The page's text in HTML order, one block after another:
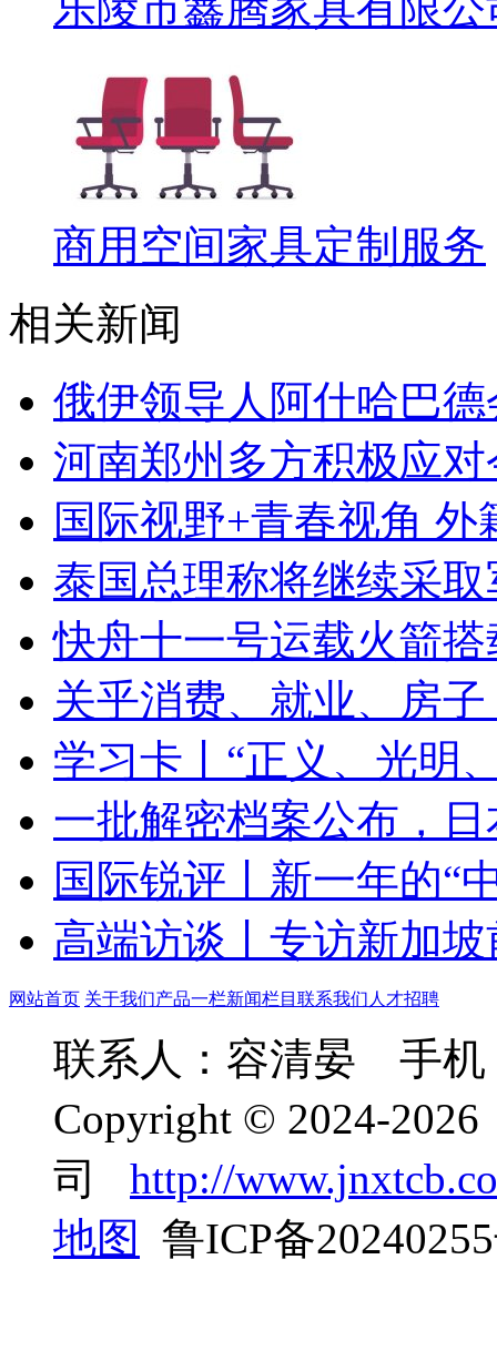
商用空间家具定制服务
相关新闻
俄伊领导人阿什哈巴
河南郑州多方积极应
国际视野+青春视角
泰国总理称将继续采
快舟十一号运载火箭
关乎消费、就业、房
学习卡丨“正义、光明
一批解密档案公布，
国际锐评丨新一年的“
高端访谈丨专访新加
网站首页 关于我们产品一栏新闻栏目 联系我们 人才招聘
联系人：容清晏 手
Copyright © 2024-
司 http://
地图
鲁ICP备